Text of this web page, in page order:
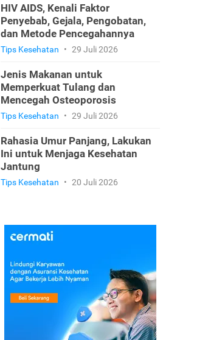
HIV AIDS, Kenali Faktor
Penyebab, Gejala, Pengobatan,
dan Metode Pencegahannya
Tips Kesehatan • 29 Juli 2026
Jenis Makanan untuk
Memperkuat Tulang dan
Mencegah Osteoporosis
Tips Kesehatan • 29 Juli 2026
Rahasia Umur Panjang, Lakukan
Ini untuk Menjaga Kesehatan
Jantung
Tips Kesehatan • 20 Juli 2026